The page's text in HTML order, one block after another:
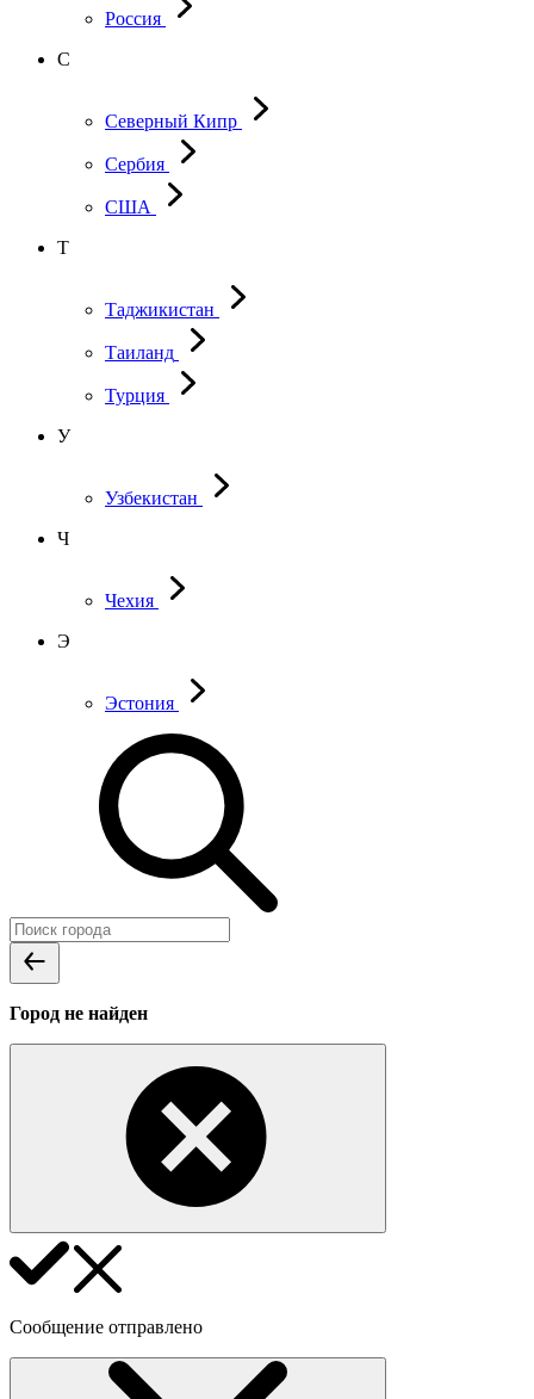
Россия
С
Северный Кипр
Сербия
США
Т
Таджикистан
Таиланд
Турция
У
Узбекистан
Ч
Чехия
Э
Эстония
Город не найден
Сообщение отправлено